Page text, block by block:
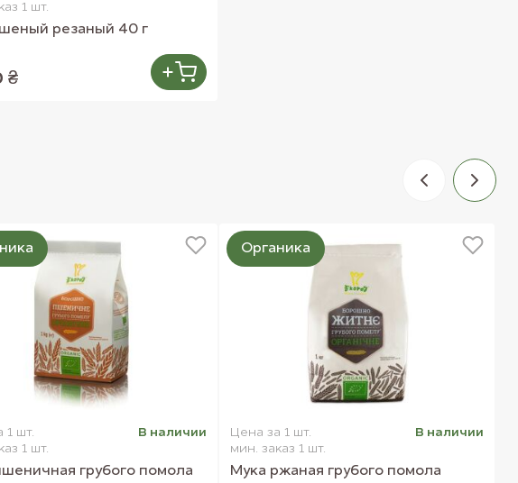
1 шт.
резаный 40 г
₴
1 шт.
1 шт.
В наличии
грубого помола
Цена за 1 шт.
мин. заказ 1 шт.
В наличии
Мука ржаная грубого помола
Органика